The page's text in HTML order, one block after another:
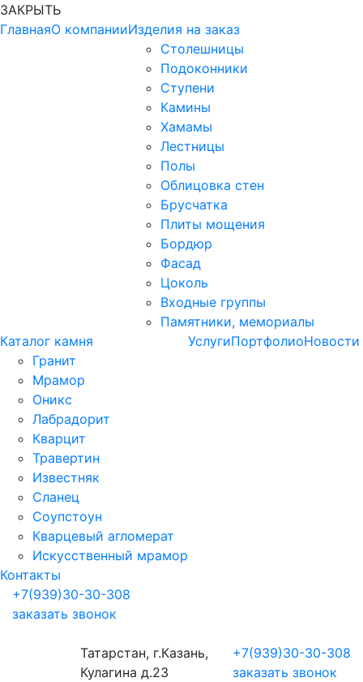
ЗАКРЫТЬ
ГлавнаяО компанииИзделия на заказ
Столешницы
Подоконники
Ступени
Камины
Хамамы
Лестницы
Полы
Облицовка стен
Брусчатка
Плиты мощения
Бордюр
Фасад
Цоколь
Входные группы
Памятники, мемориалы
Каталог камня
Гранит
Мрамор
Оникс
Лабрадорит
Кварцит
Травертин
Известняк
Сланец
Соупстоун
Кварцевый агломерат
Искусственный мрамор
УслугиПортфолиоНовости
Контакты
+7(939)30-30-308
заказать звонок
Татарстан, г.Казань,
Кулагина д.23
+7(939)30-30-308
заказать звонок